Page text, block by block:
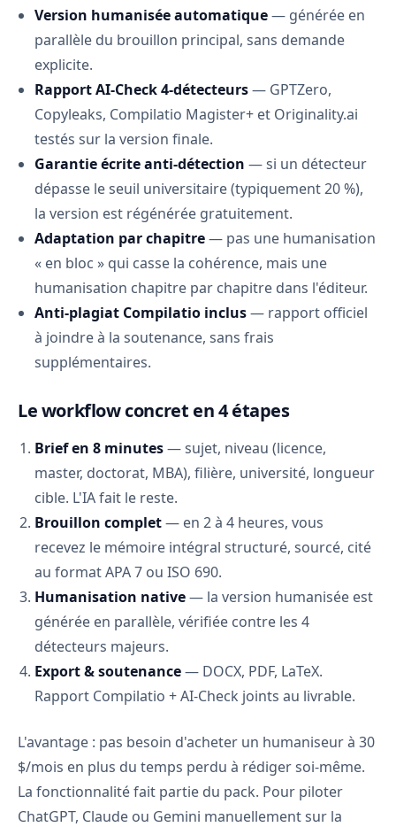
Version humanisée automatique— générée en
parallèle du brouillon principal, sans demande
explicite.
Rapport AI-Check 4-détecteurs— GPTZero,
Copyleaks, Compilatio Magister+ et Originality.ai
testés sur la version finale.
Garantie écrite anti-détection — si un détecteur
dépasse le seuil universitaire (typiquement 20 %),
la version est régénérée gratuitement.
Adaptation par chapitre— pas une humanisation
« en bloc » qui casse la cohérence, mais une
humanisation chapitre par chapitre dans l'éditeur.
Anti-plagiat Compilatio inclus— rapport officiel
à joindre à la soutenance, sans frais
supplémentaires.
Le workflow concret en 4 étapes
Brief en 8 minutes— sujet, niveau (licence,
master, doctorat, MBA), filière, université, longueur
cible. L'IA fait le reste.
Brouillon complet— en 2 à 4 heures, vous
recevez le mémoire intégral structuré, sourcé, cité
au format APA 7 ou ISO 690.
Humanisation native— la version humanisée est
générée en parallèle, vérifiée contre les 4
détecteurs majeurs.
Export & soutenance— DOCX, PDF, LaTeX.
Rapport Compilatio + AI-Check joints au livrable.
L'avantage : pas besoin d'acheter un humaniseur à 30
$/mois en plus du temps perdu à rédiger soi-même.
La fonctionnalité fait partie du pack. Pour piloter
ChatGPT, Claude ou Gemini manuellement sur la